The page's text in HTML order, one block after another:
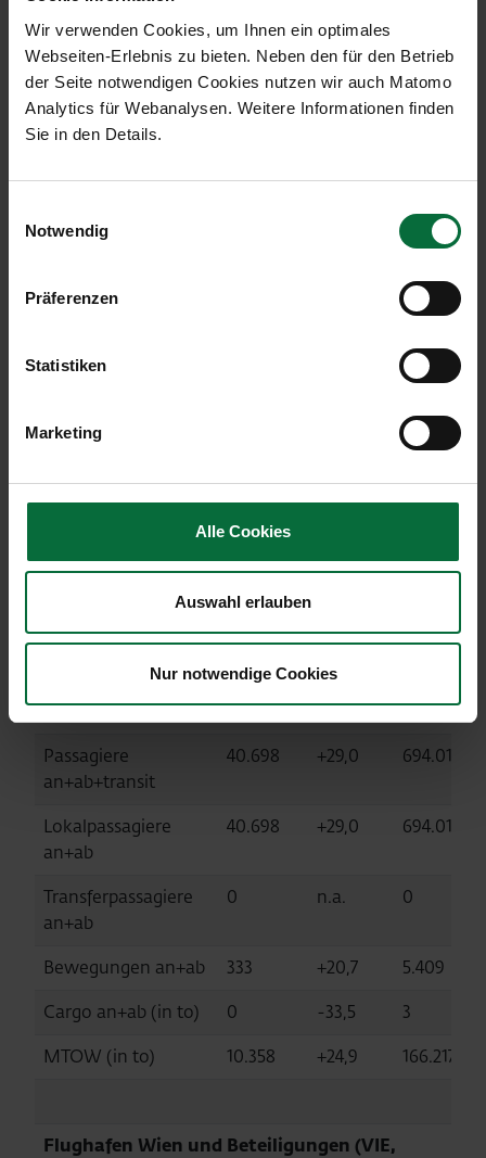
Wir verwenden Cookies, um Ihnen ein optimales
Webseiten-Erlebnis zu bieten. Neben den für den Betrieb
der Seite notwendigen Cookies nutzen wir auch Matomo
Analytics für Webanalysen. Weitere Informationen finden
Sie in den Details.
Notwendig
Präferenzen
Statistiken
Marketing
Alle Cookies
Auswahl erlauben
Nur notwendige Cookies
Malta Airport (MLA, vollkonsolidiert)
11/2024
Diff. %
01-
Passagiere
630.637 +19,2 8.365.958
8.354.987
10.912
Cargo an+ab (in to)
20.122
MTOW (in to)
163.552 +16,8 2.116.190
Flughafen Kosice (KSC, at-Equity-
11/2024
Diff. %
2023
11/2024
Passagiere
an+ab+transit
40.698 +29,0 694.013
Lokalpassagiere
an+ab
40.698 +29,0 694.013
Transferpassagiere
an+ab
0 n.a. 0
Bewegungen an+ab 333 +20,7
5.409
Cargo an+ab (in to)
0 -33,5
3
MTOW (in to)
10.358 +24,9 166.217
Flughafen Wien und Beteiligungen (VIE,